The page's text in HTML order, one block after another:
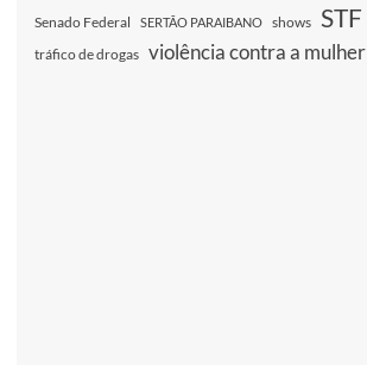
Senado Federal SERTÃO PARAIBANO shows STF
tráfico de drogas violência contra a mulher